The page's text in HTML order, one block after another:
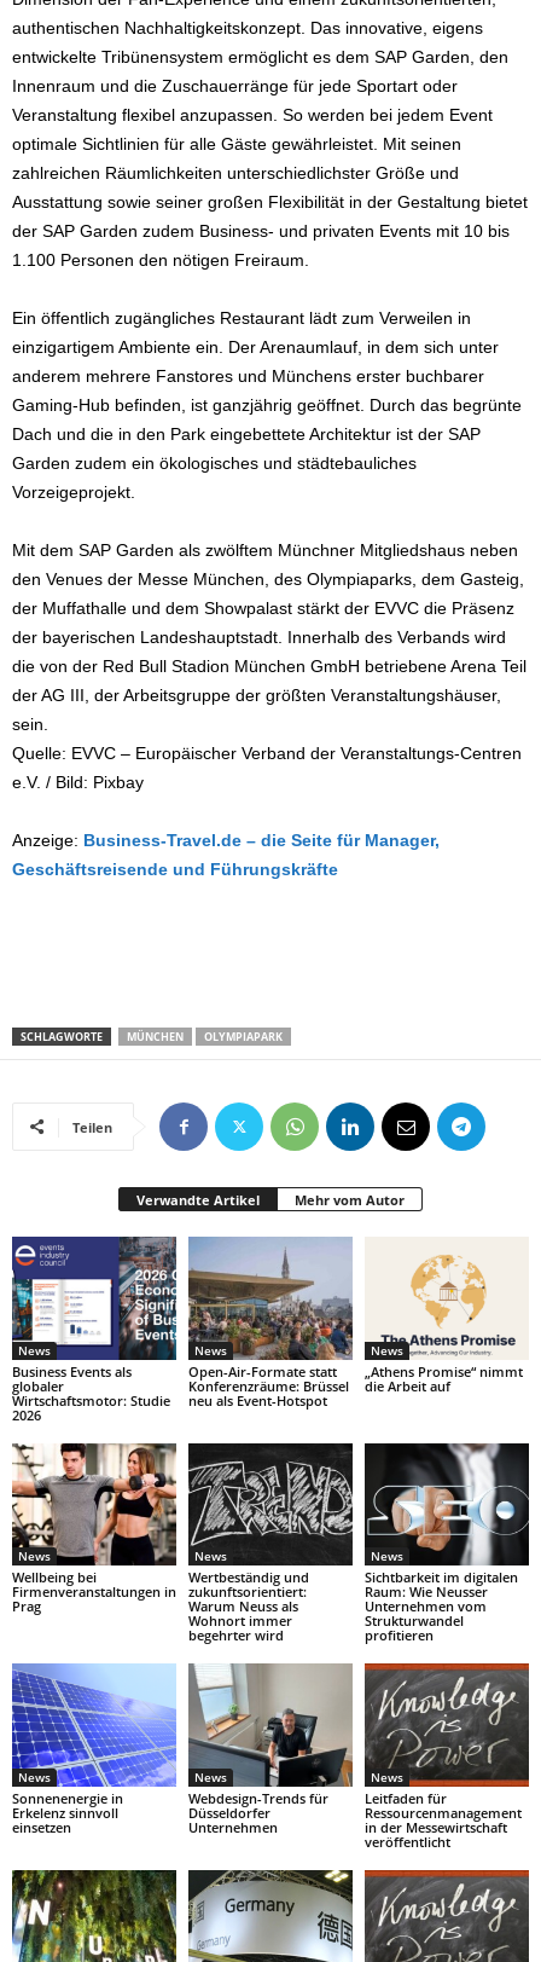
authentischen Nachhaltigkeitskonzept. Das innovative, eigens
entwickelte Tribünensystem ermöglicht es dem SAP Garden, den
Innenraum und die Zuschauerränge für jede Sportart oder
Veranstaltung flexibel anzupassen. So werden bei jedem Event
optimale Sichtlinien für alle Gäste gewährleistet. Mit seinen
zahlreichen Räumlichkeiten unterschiedlichster Größe und
Ausstattung sowie seiner großen Flexibilität in der Gestaltung bietet
der SAP Garden zudem Business- und privaten Events mit 10 bis
1.100 Personen den nötigen Freiraum.
Ein öffentlich zugängliches Restaurant lädt zum Verweilen in
einzigartigem Ambiente ein. Der Arenaumlauf, in dem sich unter
anderem mehrere Fanstores und Münchens erster buchbarer
Gaming-Hub befinden, ist ganzjährig geöffnet. Durch das begrünte
Dach und die in den Park eingebettete Architektur ist der SAP
Garden zudem ein ökologisches und städtebauliches
Vorzeigeprojekt.
Mit dem SAP Garden als zwölftem Münchner Mitgliedshaus neben
den Venues der Messe München, des Olympiaparks, dem Gasteig,
der Muffathalle und dem Showpalast stärkt der EVVC die Präsenz
der bayerischen Landeshauptstadt. Innerhalb des Verbands wird
die von der Red Bull Stadion München GmbH betriebene Arena Teil
der AG III, der Arbeitsgruppe der größten Veranstaltungshäuser,
sein.
Quelle: EVVC – Europäischer Verband der Veranstaltungs-Centren
e.V. / Bild: Pixbay
Anzeige: Business-Travel.de – die Seite für Manager,
Geschäftsreisende und Führungskräfte
SCHLAGWORTE MÜNCHEN OLYMPIAPARK
Teilen
Verwandte Artikel Mehr vom Autor
News
Business Events als
globaler
Wirtschaftsmotor: Studie
2026
News
Open-Air-Formate statt
Konferenzräume: Brüssel
neu als Event-Hotspot
News
„Athens Promise“ nimmt
die Arbeit auf
News
Wellbeing bei
Firmenveranstaltungen in
Prag
News
Wertbeständig und
zukunftsorientiert:
Warum Neuss als
Wohnort immer
begehrter wird
News
Sichtbarkeit im digitalen
Raum: Wie Neusser
Unternehmen vom
Strukturwandel
profitieren
News
Sonnenenergie in
Erkelenz sinnvoll
einsetzen
News
Webdesign-Trends für
Düsseldorfer
Unternehmen
News
Leitfaden für
Ressourcenmanagement
in der Messewirtschaft
veröffentlicht